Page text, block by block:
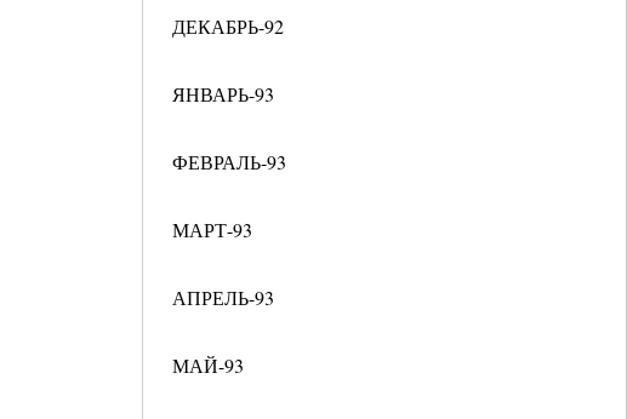
ДЕКАБРЬ-92
ЯНВАРЬ-93
ФЕВРАЛЬ-93
МАРТ-93
АПРЕЛЬ-93
МАЙ-93